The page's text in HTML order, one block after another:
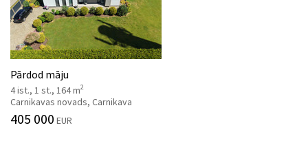
Pārdod māju
4 ist., 1 st., 164 m2
Carnikavas novads, Carnikava
405 000 EUR